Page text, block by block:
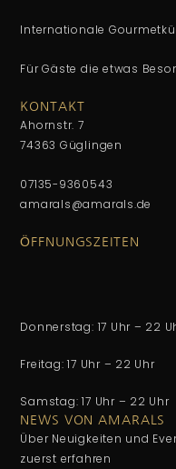
Internationale
Für Gäste die etwas
KONTAKT
Ahornstr. 7
74363 Güglingen
07135-9360543
amarals@amarals.de
ÖFFNUNGSZEITEN
Donnerstag: 17 Uhr – 22
Freitag: 17 Uhr – 22 Uhr
Samstag: 17 Uhr – 22 Uhr
NEWS VON AMARALS
Über Neuigkeiten und
zuerst erfahren